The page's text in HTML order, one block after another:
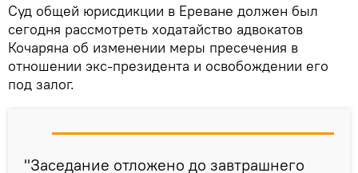
Суд общей юрисдикции в Ереване должен был
сегодня рассмотреть ходатайство адвокатов
Кочаряна об изменении меры пресечения в
отношении экс-президента и освобождении его
под залог.
"Заседание отложено до завтрашнего